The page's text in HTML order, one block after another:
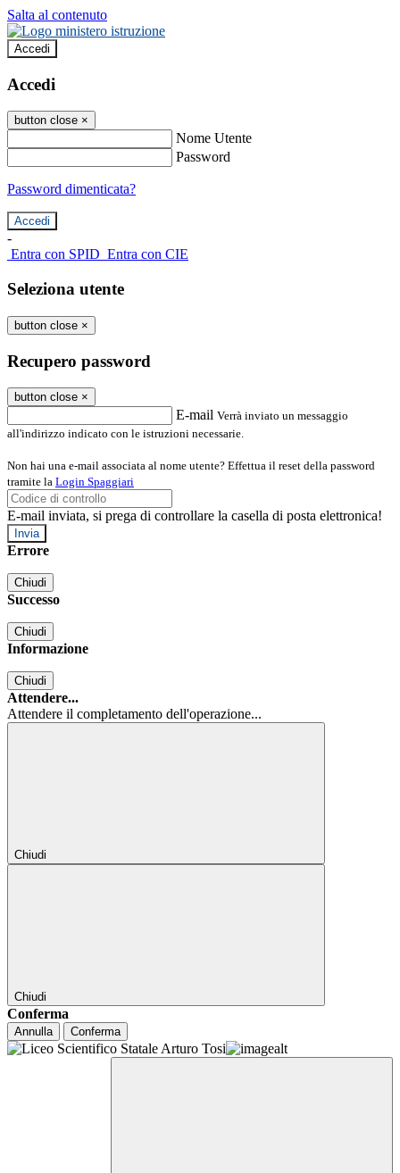
Salta al contenuto
Accedi
Accedi
button close ×
Nome Utente
Password
Password dimenticata?
-
Entra con SPID Entra con CIE
Seleziona utente
button close ×
Recupero password
button close ×
E-mail Verrà inviato un messaggio
all'indirizzo indicato con le istruzioni necessarie.
Non hai una e-mail associata al nome utente? Effettua il reset della password
tramite la Login Spaggiari
E-mail inviata, si prega di controllare la casella di posta elettronica!
Errore
Chiudi
Successo
Chiudi
Informazione
Chiudi
Attendere...
Attendere il completamento dell'operazione...
Chiudi
Chiudi
Conferma
Annulla Conferma